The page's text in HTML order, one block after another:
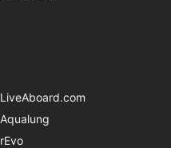
LiveAboard.com
Aqualung
rEvo